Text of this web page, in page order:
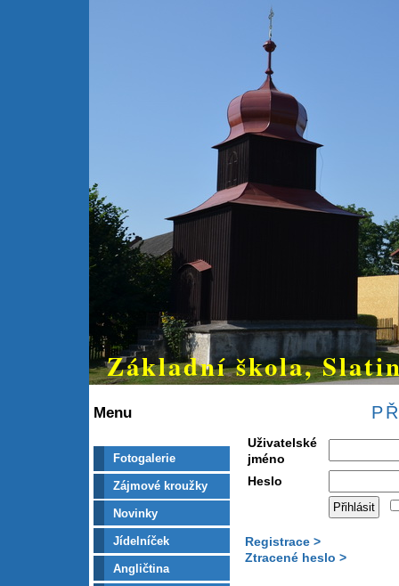
Základní škola,
Menu
Fotogalerie
Zájmové kroužky
Novinky
Jídelníček
Angličtina
Uživatelské
jméno
Heslo
Registrace >
Ztracené heslo >